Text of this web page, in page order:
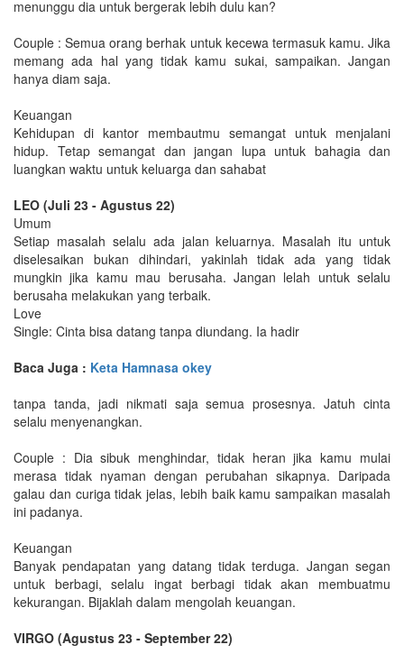
menunggu dia untuk bergerak lebih dulu kan?
Couple : Semua orang berhak untuk kecewa termasuk kamu. Jika
memang ada hal yang tidak kamu sukai, sampaikan. Jangan
hanya diam saja.
Keuangan
Kehidupan di kantor membautmu semangat untuk menjalani
hidup. Tetap semangat dan jangan lupa untuk bahagia dan
luangkan waktu untuk keluarga dan sahabat
LEO (Juli 23 - Agustus 22)
Umum
Setiap masalah selalu ada jalan keluarnya. Masalah itu untuk
diselesaikan bukan dihindari, yakinlah tidak ada yang tidak
mungkin jika kamu mau berusaha. Jangan lelah untuk selalu
berusaha melakukan yang terbaik.
Love
Single: Cinta bisa datang tanpa diundang. Ia hadir
Baca Juga : Keta Hamnasa okey
tanpa tanda, jadi nikmati saja semua prosesnya. Jatuh cinta
selalu menyenangkan.
Couple : Dia sibuk menghindar, tidak heran jika kamu mulai
merasa tidak nyaman dengan perubahan sikapnya. Daripada
galau dan curiga tidak jelas, lebih baik kamu sampaikan masalah
ini padanya.
Keuangan
Banyak pendapatan yang datang tidak terduga. Jangan segan
untuk berbagi, selalu ingat berbagi tidak akan membuatmu
kekurangan. Bijaklah dalam mengolah keuangan.
VIRGO (Agustus 23 - September 22)